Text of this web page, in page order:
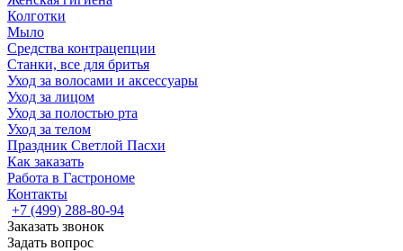
Колготки
Мыло
Средства контрацепции
Станки, все для бритья
Уход за волосами и аксессуары
Уход за лицом
Уход за полостью рта
Уход за телом
Праздник Светлой Пасхи
Как заказать
Работа в Гастрономе
Контакты
+7 (499) 288-80-94
Заказать звонок
Задать вопрос